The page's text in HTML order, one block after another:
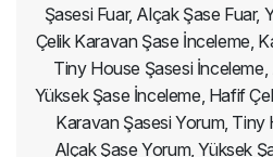
Şasesi Fuar, Alçak Şase Fuar,
Çelik Karavan Şase İnceleme,
Tiny House Şasesi
Yüksek Şase İnceleme, Hafif
Karavan Şasesi Yorum, Tiny
Alçak Şase Yorum, Yüksek